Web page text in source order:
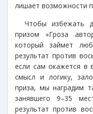
лишает возможности
Чтобы избежать
призом «Гроза
который займет
результат против
если сам окажется в
смысл и логику,
приза, мы наградим
занявшего 9­–35
результат против